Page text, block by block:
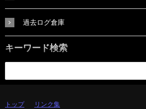
過去ログ倉庫
キーワード検索
トップ リンク集